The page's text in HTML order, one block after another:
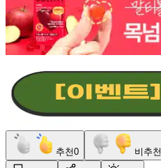
추천0 비추천